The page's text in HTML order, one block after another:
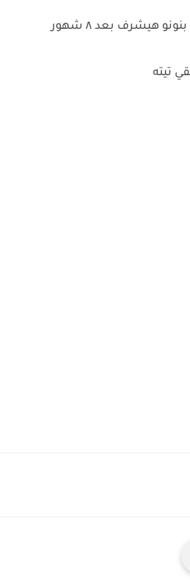
هيشرف بعد ٨ شهور
تيته